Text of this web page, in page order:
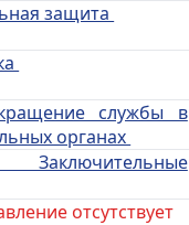
защита
службы в
органах
отсутствует